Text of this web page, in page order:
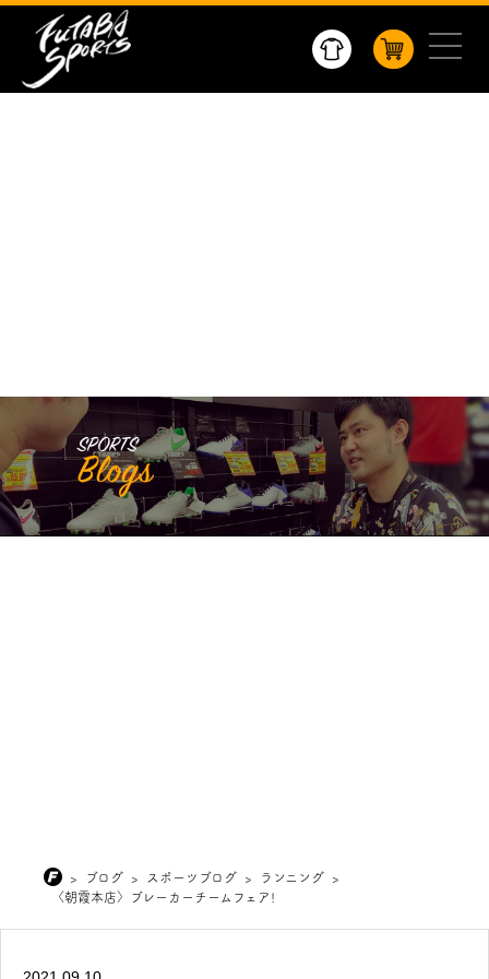
> ブログ > スポーツブログ > ランニング
>
〈朝霞本店〉ブレーカーチームフェア!